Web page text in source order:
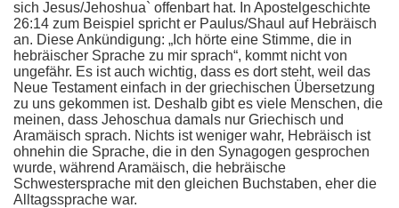
sich Jesus/Jehoshua` offenbart hat. In Apostelgeschichte
26:14 zum Beispiel spricht er Paulus/Shaul auf Hebräisch
an. Diese Ankündigung: „Ich hörte eine Stimme, die in
hebräischer Sprache zu mir sprach“, kommt nicht von
ungefähr. Es ist auch wichtig, dass es dort steht, weil das
Neue Testament einfach in der griechischen Übersetzung
zu uns gekommen ist. Deshalb gibt es viele Menschen, die
meinen, dass Jehoschua damals nur Griechisch und
Aramäisch sprach. Nichts ist weniger wahr, Hebräisch ist
ohnehin die Sprache, die in den Synagogen gesprochen
wurde, während Aramäisch, die hebräische
Schwestersprache mit den gleichen Buchstaben, eher die
Alltagssprache war.